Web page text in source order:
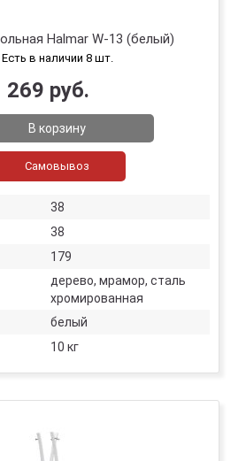
Halmar W-13 (белый)
Есть в наличии 8 шт.
269 руб.
В корзину
Самовывоз
38
38
179
дерево, мрамор, сталь
хромированная
белый
10 кг